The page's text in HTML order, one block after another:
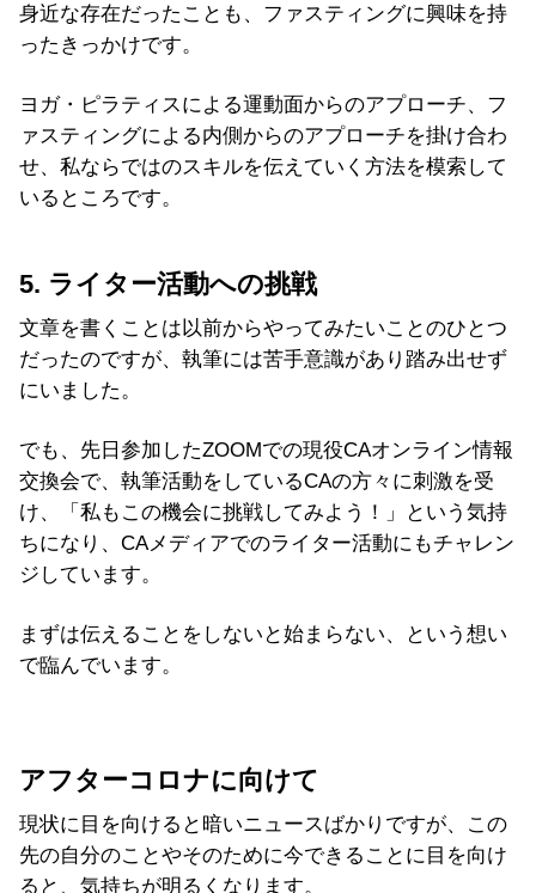
身近な存在だったことも、ファスティングに興味を持
ったきっかけです。
ヨガ・ピラティスによる運動面からのアプローチ、フ
ァスティングによる内側からのアプローチを掛け合わ
せ、私ならではのスキルを伝えていく方法を模索して
いるところです。
5. ライター活動への挑戦
文章を書くことは以前からやってみたいことのひとつ
だったのですが、執筆には苦手意識があり踏み出せず
にいました。
でも、先日参加したZOOMでの現役CAオンライン情報
交換会で、執筆活動をしているCAの方々に刺激を受
け、「私もこの機会に挑戦してみよう！」という気持
ちになり、CAメディアでのライター活動にもチャレン
ジしています。
まずは伝えることをしないと始まらない、という想い
で臨んでいます。
アフターコロナに向けて
現状に目を向けると暗いニュースばかりですが、この
先の自分のことやそのために今できることに目を向け
ると、気持ちが明るくなります。